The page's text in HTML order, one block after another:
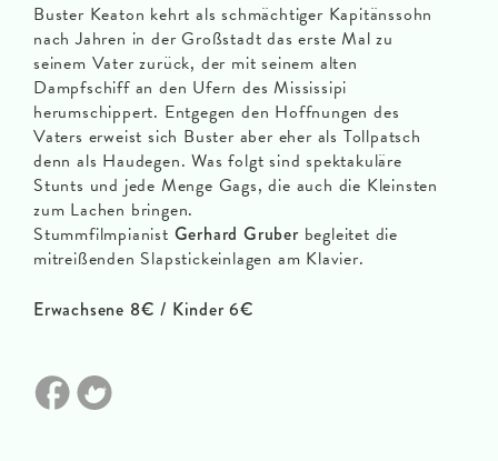
Buster Keaton kehrt als schmächtiger Kapitänssohn
nach Jahren in der Großstadt das erste Mal zu
seinem Vater zurück, der mit seinem alten
Dampfschiff an den Ufern des Mississipi
herumschippert. Entgegen den Hoffnungen des
Vaters erweist sich Buster aber eher als Tollpatsch
denn als Haudegen. Was folgt sind spektakuläre
Stunts und jede Menge Gags, die auch die Kleinsten
zum Lachen bringen.
Stummfilmpianist Gerhard Gruberbegleitet die
mitreißenden Slapstickeinlagen am Klavier.
Erwachsene 8€ / Kinder 6€